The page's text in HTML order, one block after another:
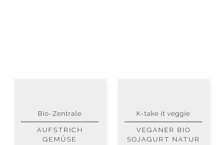
Bio-Zentrale
AUFSTRICH
GEMÜSE
K-take it veggie
VEGANER BIO
SOJAGURT NATUR